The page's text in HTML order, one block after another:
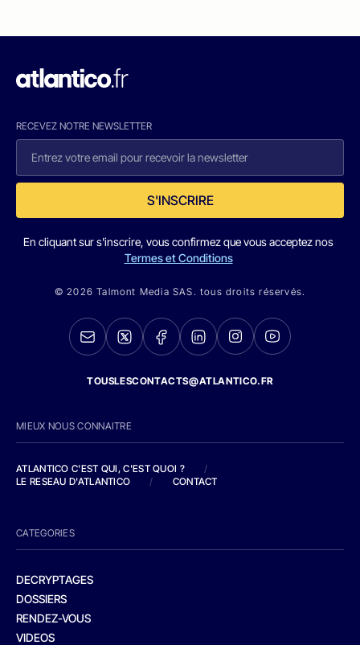
RECEVEZ NOTRE NEWSLETTER
S'INSCRIRE
En cliquant sur s'inscrire, vous confirmez que vous acceptez nos
Termes et Conditions
© 2026 Talmont Media SAS. tous droits réservés.
TOUSLESCONTACTS@ATLANTICO.FR
MIEUX NOUS CONNAITRE
ATLANTICO C'EST QUI, C'EST QUOI ?
/
LE RESEAU D'ATLANTICO
/ CONTACT
CATEGORIES
DECRYPTAGES
DOSSIERS
RENDEZ-VOUS
VIDEOS